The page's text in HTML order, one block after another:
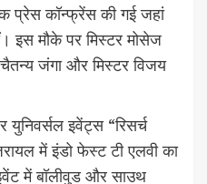
कॉन्फ्रेंस की गई जहां
इस मौके पर मिस्टर मोसेज
जंगा और मिस्टर विजय
इवेंट्स “रिसर्च
में इंडो फेस्ट टी एलवी का
में बॉलीवुड और साउथ